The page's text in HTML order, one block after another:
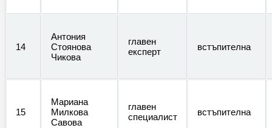
14
Антония
Стоянова
Чикова
главен
експерт
встъпителна
15
Мариана
Милкова
Савова
главен
специалист
встъпителна